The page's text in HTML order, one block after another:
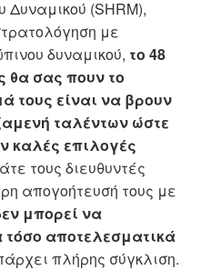
Δυναμικού (SHRM),
με
δυναμικού, το 48
θα σας πουν το
τους είναι να βρουν
ταλέντων ώστε
καλές επιλογές
τους διευθυντές
απογοήτευσή τους με
μπορεί να
τόσο αποτελεσματικά
πλήρης σύγκλιση.